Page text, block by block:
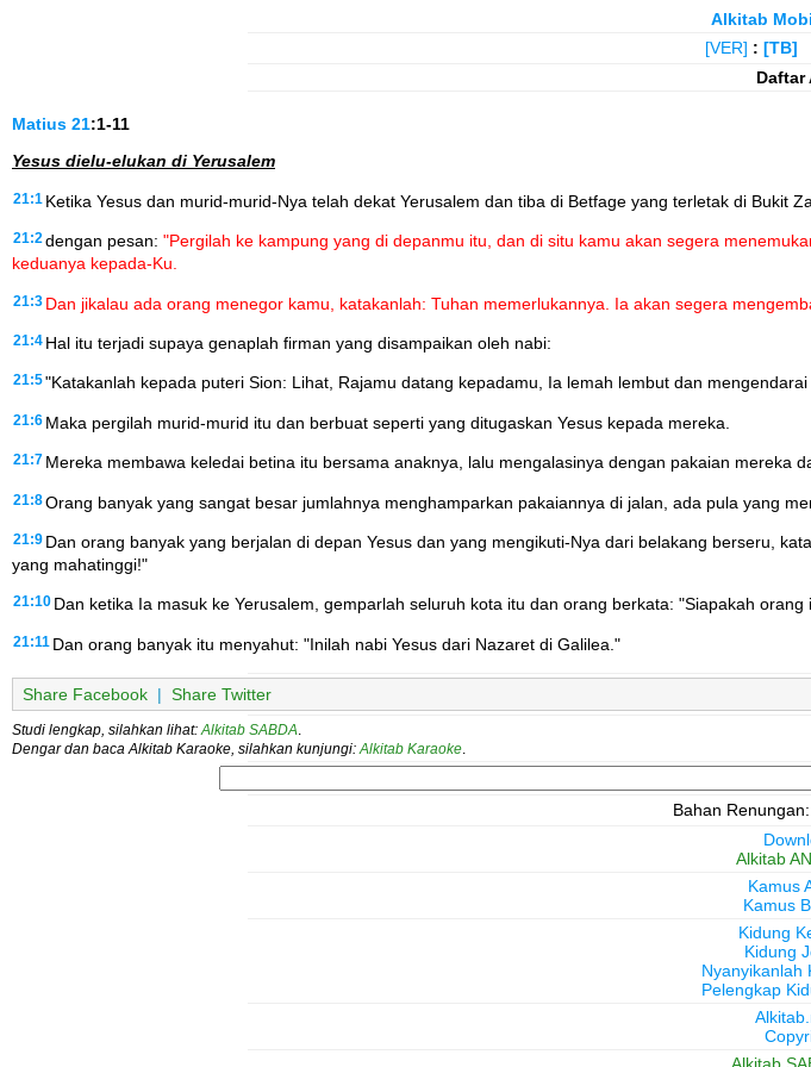
Alkitab
[VER] : [TB]
Daftar
Matius 21:1-11
Yesus dielu-elukan di Yerusalem
21:1 Ketika Yesus dan murid-murid-Nya telah dekat Yerusalem dan tiba di Betfage yang terletak di Bukit
21:2 dengan pesan: "Pergilah ke kampung yang di depanmu itu, dan di situ kamu akan segera
keduanya kepada-Ku.
21:3 Dan jikalau ada orang menegor kamu, katakanlah: Tuhan memerlukannya. Ia akan segera
21:4 Hal itu terjadi supaya genaplah firman yang disampaikan oleh nabi:
21:5"Katakanlah kepada puteri Sion: Lihat, Rajamu datang kepadamu, Ia lemah lembut dan
21:6 Maka pergilah murid-murid itu dan berbuat seperti yang ditugaskan Yesus kepada mereka.
21:7 Mereka membawa keledai betina itu bersama anaknya, lalu mengalasinya dengan pakaian mereka
21:8Orang banyak yang sangat besar jumlahnya menghamparkan pakaiannya di jalan, ada pula yang
21:9 Dan orang banyak yang berjalan di depan Yesus dan yang mengikuti-Nya dari belakang berseru,
yang mahatinggi!"
21:10 Dan ketika Ia masuk ke Yerusalem, gemparlah seluruh kota itu dan orang berkata: "Siapakah orang
21:11 Dan orang banyak itu menyahut: "Inilah nabi Yesus dari Nazaret di Galilea."
Share Facebook | Share Twitter
Studi lengkap, silahkan lihat: Alkitab SABDA
Dengar dan baca Alkitab Karaoke, silahkan kunjungi: Alkitab Karaoke
Bahan Renungan:
Alkitab
Kamus
Kamus
Kidung
Kidung
Nyanyikanlah
Pelengkap